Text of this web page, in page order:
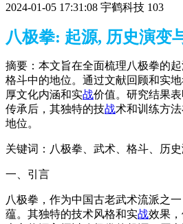
2024-01-05 17:31:08 宇鹤科技 103
八极拳: 起源, 历史演变
摘要：本文旨在全面梳理八极拳的
格斗中的地位。通过文献回顾和实
厚文化内涵和实战价值。研究结果
传承后，其独特的技战术和训练方
地位。
关键词：八极拳、武术、格斗、历
一、引言
八极拳，作为中国古老武术流派之
蕴。其独特的技术风格和实战效果，